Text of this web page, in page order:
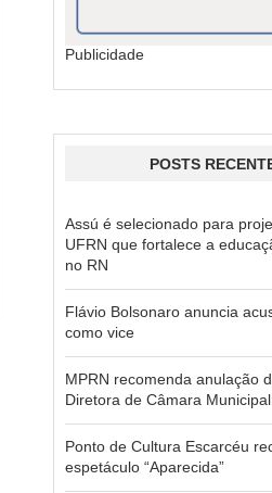
Publicidade
POSTS
Assú é selecionado para
UFRN que fortalece a
no RN
Flávio Bolsonaro anuncia
como vice
MPRN recomenda anulação
Diretora de Câmara Municipal
Ponto de Cultura Escarcéu
espetáculo “Aparecida”